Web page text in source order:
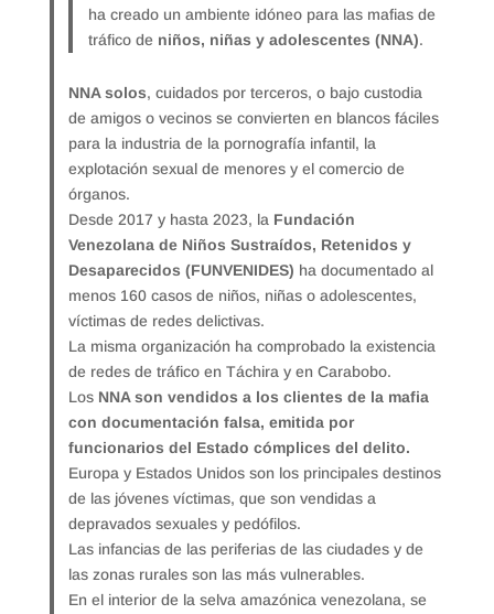
ha creado un ambiente idóneo para las mafias de
tráfico de niños, niñas y adolescentes (NNA).
NNA solos, cuidados por terceros, o bajo custodia
de amigos o vecinos se convierten en blancos fáciles
para la industria de la pornografía infantil, la
explotación sexual de menores y el comercio de
órganos.
Desde 2017 y hasta 2023, la Fundación
Venezolana de Niños Sustraídos, Retenidos y
Desaparecidos (FUNVENIDES) ha documentado al
menos 160 casos de niños, niñas o adolescentes,
víctimas de redes delictivas.
La misma organización ha comprobado la existencia
de redes de tráfico en Táchira y en Carabobo.
Los NNA son vendidos a los clientes de la mafia
con documentación falsa, emitida por
funcionarios del Estado cómplices del delito.
Europa y Estados Unidos son los principales destinos
de las jóvenes víctimas, que son vendidas a
depravados sexuales y pedófilos.
Las infancias de las periferias de las ciudades y de
las zonas rurales son las más vulnerables.
En el interior de la selva amazónica venezolana, se